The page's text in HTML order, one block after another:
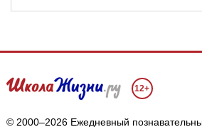
12+
© 2000–2026 Ежедневный